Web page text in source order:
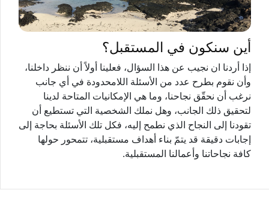
أين سنكون في المستقبل؟
إذا أردنا ان نجيب عن هذا السؤال، فعلينا أولاً أن ننظر داخلنا،
وأن نقوم بطرح عدد من الأسئلة اللامحدودة في أي جانب
نرغب أن نحقّق نجاحنا، وما هي الإمكانيات المتاحة لدينا
لتحقيق ذلك الجانب، وهل نملك الشخصية التي تستطيع أن
تقودنا إلى النجاح الذي نطمح إليه، فكل تلك الأسئلة بحاجة إلى
إجابات دقيقة قد يتمّ بناء أهداف مستقبلية، تتمحور حولها
كافة نجاحاتنا وأعمالنا المستقبلية.